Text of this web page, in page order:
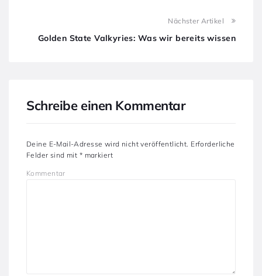
Nächster Artikel
Golden State Valkyries: Was wir bereits wissen
Schreibe einen Kommentar
Deine E-Mail-Adresse wird nicht veröffentlicht. Erforderliche
Felder sind mit * markiert
Kommentar